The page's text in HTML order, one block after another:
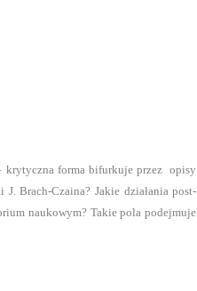
krytyczna forma bifurkuje przez opisy
Brach-Czaina? Jakie działania post-
naukowym? Takie pola podejmuje